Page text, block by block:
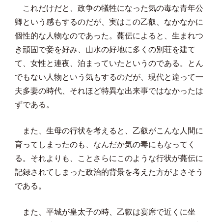
これだけだと、政争の犠牲になった気の毒な青年公
卿という感もするのだが、実はこの乙叡、なかなかに
個性的な人物なのであった。薨伝によると、生まれつ
き頑固で妾を好み、山水の好地に多くの別荘を建て
て、女性と連夜、泊まっていたというのである。とん
でもない人物という気もするのだが、現代と違って一
夫多妻の時代、それほど特異な出来事ではなかったは
ずである。
また、生母の行状を考えると、乙叡がこんな人間に
育ってしまったのも、なんだか気の毒にもなってく
る。それよりも、ことさらにこのような行状が薨伝に
記録されてしまった政治的背景を考えた方がよさそう
である。
また、平城が皇太子の時、乙叡は宴席で近くに坐